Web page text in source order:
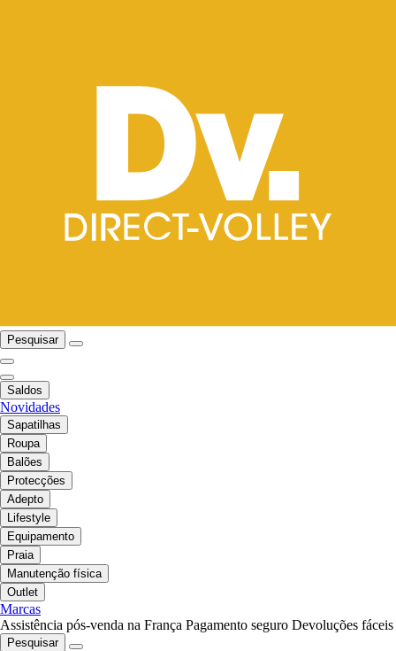
Pesquisar
Saldos
Novidades
Sapatilhas
Roupa
Balões
Protecções
Adepto
Lifestyle
Equipamento
Praia
Manutenção física
Outlet
Marcas
Assistência pós-venda na França Pagamento seguro Devoluções fáceis
Pesquisar